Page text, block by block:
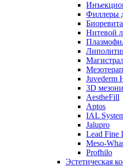
Филлеры
Нитевой
Juvederm
3D
AestheFill
Aptos
IAL
Jalupro
Lead Fine
Meso-
Profhilo
Эстетическая